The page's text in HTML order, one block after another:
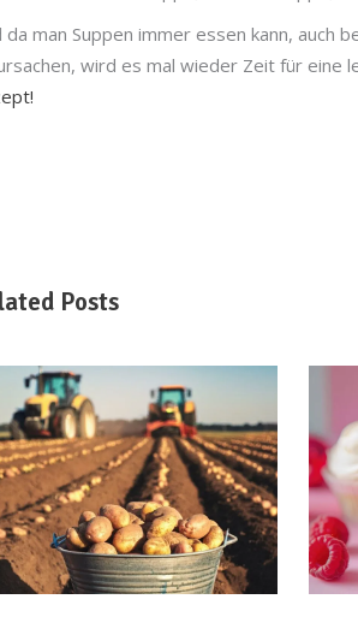
da man Suppen immer essen kann, auch
wird es mal wieder Zeit für eine
Posts